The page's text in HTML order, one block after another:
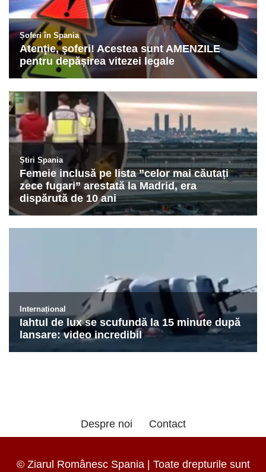
Despre noi Contact
© Ziarul Românesc Spania | Toate drepturile sunt